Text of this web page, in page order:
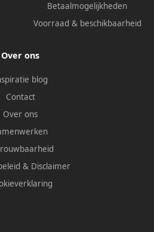
Betaalmogelijkheden
Voorraad & beschikbaarheid
Over ons
blog
Contact
Over ons
& Disclaimer